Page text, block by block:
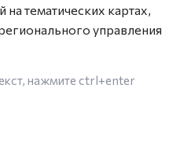
на тематических картах,
управления
нажмите ctrl+enter